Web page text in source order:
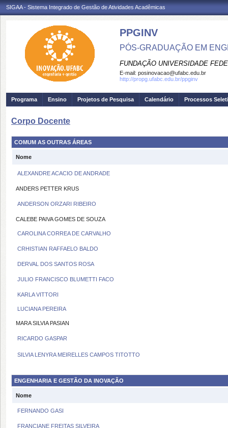
SIGAA - Sistema Integrado de Gestão de Atividades Acadêmicas
PPGINV
PÓS-GRADUAÇÃO EM
FUNDAÇÃO UNIVERSIDADE
E-mail: posinovacao@ufabc.edu.br
http://propg.ufabc.edu.br/ppginv
Programa Ensino Projetos de Pesquisa Calendário Processos
Corpo Docente
COMUM AS OUTRAS ÁREAS
Nome
ALEXANDRE ACACIO DE ANDRADE
ANDERS PETTER KRUS
ANDERSON ORZARI RIBEIRO
CALEBE PAIVA GOMES DE SOUZA
CAROLINA CORREA DE CARVALHO
CRHISTIAN RAFFAELO BALDO
DERVAL DOS SANTOS ROSA
JULIO FRANCISCO BLUMETTI FACO
KARLA VITTORI
LUCIANA PEREIRA
MARA SILVIA PASIAN
RICARDO GASPAR
SILVIA LENYRA MEIRELLES CAMPOS TITOTTO
ENGENHARIA E GESTÃO DA INOVAÇÃO
Nome
FERNANDO GASI
FRANCIANE FREITAS SILVEIRA